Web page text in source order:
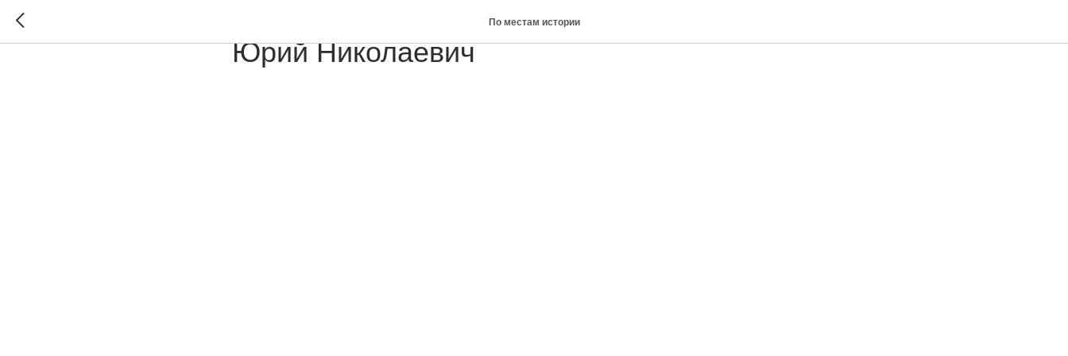
По местам истории
Кених Владимир Александрович и Курохтин
Юрий Николаевич